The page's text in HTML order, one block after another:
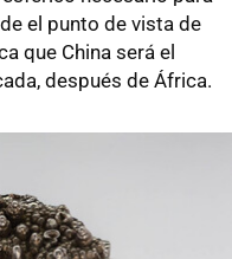
el punto de vista de
que China será el
después de África.